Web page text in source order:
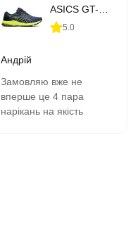
5.0
Андрій
Замовляю вже не
вперше це 4 пара
нарікань на якість